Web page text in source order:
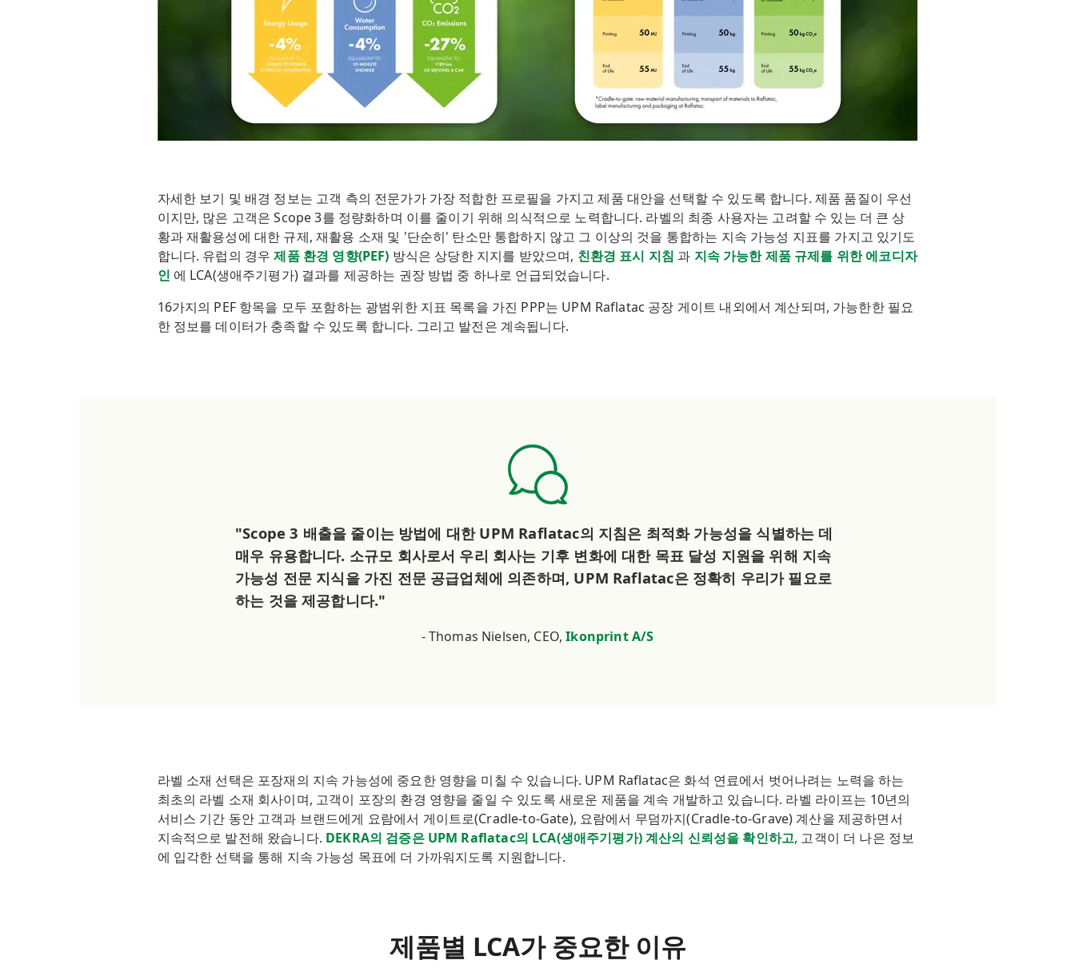
자세한 보기 및 배경 정보는 고객 측의 전문가가 가장 적합한 프로필을 가지고 제품 대안을 선택할 수 있도록 합니다. 제품 품질이 우선
이지만, 많은 고객은 Scope 3를 정량화하며 이를 줄이기 위해 의식적으로 노력합니다. 라벨의 최종 사용자는 고려할 수 있는 더 큰 상
황과 재활용성에 대한 규제, 재활용 소재 및 '단순히' 탄소만 통합하지 않고 그 이상의 것을 통합하는 지속 가능성 지표를 가지고 있기도
합니다. 유럽의 경우제품 환경 영향(PEF) 방식은 상당한 지지를 받았으며, 친환경 표시 지침 과 지속 가능한 제품 규제를 위한 에코디자
인 에 LCA(생애주기평가) 결과를 제공하는 권장 방법 중 하나로 언급되었습니다.
16가지의 PEF 항목을 모두 포함하는 광범위한 지표 목록을 가진 PPP는 UPM Raflatac 공장 게이트 내외에서 계산되며, 가능한한 필요
한 정보를 데이터가 충족할 수 있도록 합니다. 그리고 발전은 계속됩니다.
"Scope 3 배출을 줄이는 방법에 대한 UPM Raflatac의 지침은 최적화 가능성을 식별하는 데
매우 유용합니다. 소규모 회사로서 우리 회사는 기후 변화에 대한 목표 달성 지원을 위해 지속
가능성 전문 지식을 가진 전문 공급업체에 의존하며, UPM Raflatac은 정확히 우리가 필요로
하는 것을 제공합니다."
- Thomas Nielsen, CEO,Ikonprint A/S
라벨 소재 선택은 포장재의 지속 가능성에 중요한 영향을 미칠 수 있습니다. UPM Raflatac은 화석 연료에서 벗어나려는 노력을 하는
최초의 라벨 소재 회사이며, 고객이 포장의 환경 영향을 줄일 수 있도록 새로운 제품을 계속 개발하고 있습니다. 라벨 라이프는 10년의
서비스 기간 동안 고객과 브랜드에게 요람에서 게이트로(Cradle-to-Gate), 요람에서 무덤까지(Cradle-to-Grave) 계산을 제공하면서
지속적으로 발전해 왔습니다. DEKRA의 검증은 UPM Raflatac의 LCA(생애주기평가) 계산의 신뢰성을 확인하고, 고객이 더 나은 정보
에 입각한 선택을 통해 지속 가능성 목표에 더 가까워지도록 지원합니다.
제품별 LCA가 중요한 이유